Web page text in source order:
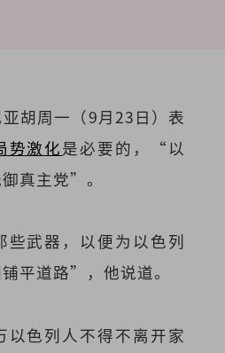
胡周一（9月23日）表
势激化是必要的，“以
真主党”。
些武器，以便为以色列
平道路”，他说道。
以色列人不得不离开家